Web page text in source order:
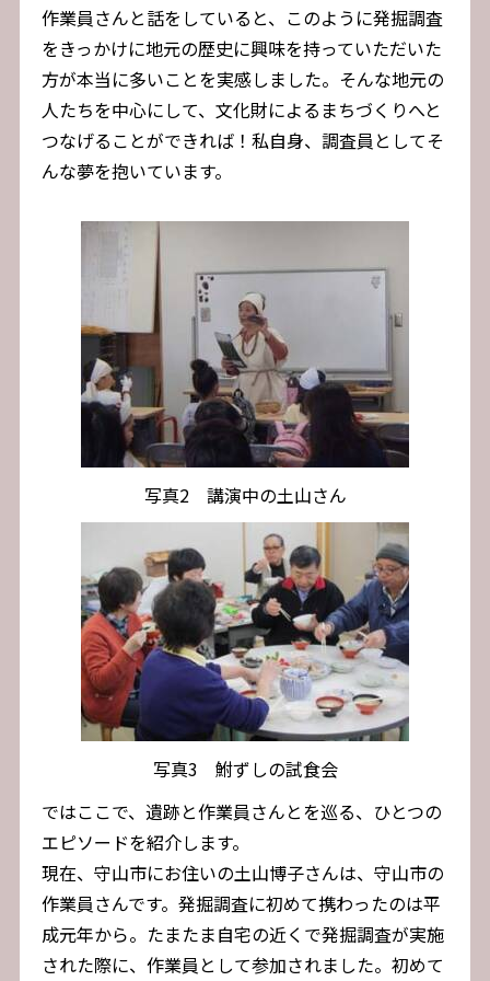
作業員さんと話をしていると、このように発掘調査
をきっかけに地元の歴史に興味を持っていただいた
方が本当に多いことを実感しました。そんな地元の
人たちを中心にして、文化財によるまちづくりへと
つなげることができれば！私自身、調査員としてそ
んな夢を抱いています。
写真2 講演中の土山さん
写真3 鮒ずしの試食会
ではここで、遺跡と作業員さんとを巡る、ひとつの
エピソードを紹介します。
現在、守山市にお住いの土山博子さんは、守山市の
作業員さんです。発掘調査に初めて携わったのは平
成元年から。たまたま自宅の近くで発掘調査が実施
された際に、作業員として参加されました。初めて